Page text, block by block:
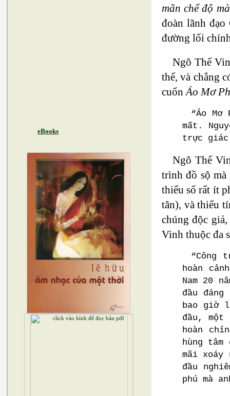
eBooks
mãn chế độ
đoàn lãnh
đường lối
Ngô Thế
thế, và chẳng
cuốn Áo Mơ
“Áo
mất.
trực
Ngô Thế
trình đồ sộ mà
thiểu số rất ít
tân), và thiếu
chúng độc
Vinh thuộc đa
“Công
hoàn
Nam 20
đầu
bao giờ
đầu, một
hoàn
hùng
mãi
đầu
phú mà